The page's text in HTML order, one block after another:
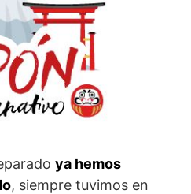
ya hemos
, siempre tuvimos en